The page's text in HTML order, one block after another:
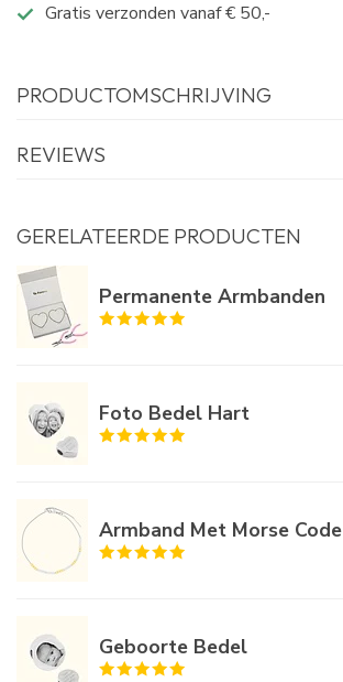
Gratis verzonden vanaf € 50,-
PRODUCTOMSCHRIJVING
REVIEWS
GERELATEERDE PRODUCTEN
Permanente Armbanden
Foto Bedel Hart
Armband Met Morse Code
Geboorte Bedel